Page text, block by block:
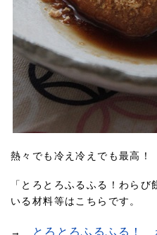
熱々でも冷え冷えでも最高！
「とろとろふるふる！わら
いる材料等はこちらです。
→ とろとろふるふる！